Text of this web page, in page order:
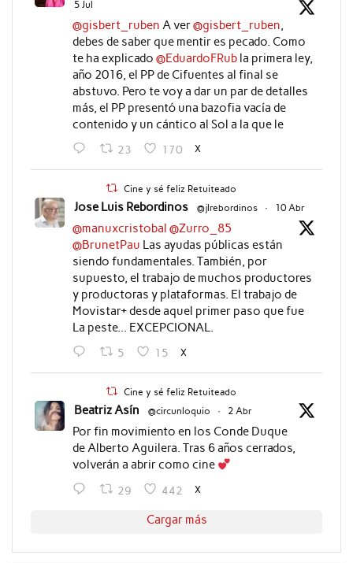
5 Jul
@gisbert_ruben A ver@gisbert_ruben,
debes de saber que mentir es pecado. Como
te ha explicado @EduardoFRubla primera ley,
año 2016, el PP de Cifuentes al final se
abstuvo. Pero te voy a dar un par de detalles
más, el PP presentó una bazofia vacía de
contenido y un cántico al Sol a la que le
23 170 X
Cine y sé feliz Retuiteado
Jose Luis Rebordinos @jlrebordinos · 10 Abr
@manuxcristobal @Zurro_85
@BrunetPau Las ayudas públicas están
siendo fundamentales. También, por
supuesto, el trabajo de muchos productores
y productoras y plataformas. El trabajo de
Movistar+ desde aquel primer paso que fue
La peste... EXCEPCIONAL.
5 15 X
Cine y sé feliz Retuiteado
Beatriz Asín @circunloquio · 2 Abr
Por fin movimiento en los Conde Duque
de Alberto Aguilera. Tras 6 años cerrados,
volverán a abrir como cine
29 442 X
Cargar más